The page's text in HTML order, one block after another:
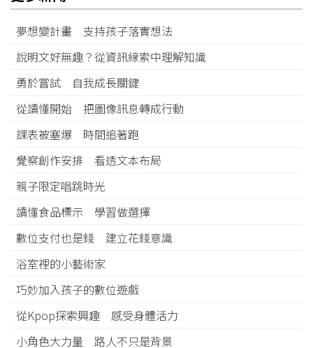
夢想變計畫 支持孩子落實想法
說明文好無趣？從資訊線索中理解知識
勇於嘗試 自我成長關鍵
從讀懂開始 把圖像訊息轉成行動
課表被塞爆 時間追著跑
覺察創作安排 看透文本布局
親子限定唱跳時光
讀懂食品標示 學習做選擇
數位支付也是錢 建立花錢意識
浴室裡的小藝術家
巧妙加入孩子的數位遊戲
從Kpop探索興趣 感受身體活力
小角色大力量 路人不只是背景